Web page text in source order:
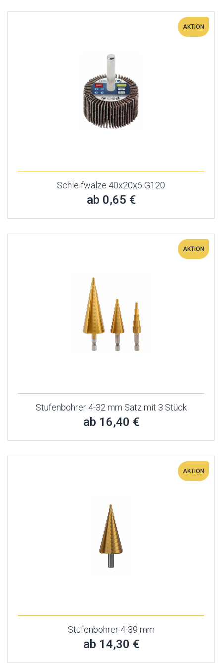
AKTION
Schleifwalze 40x20x6 G120
ab 0,65 €
AKTION
Stufenbohrer 4-32 mm Satz mit 3 Stück
ab 16,40 €
AKTION
Stufenbohrer 4-39 mm
ab 14,30 €